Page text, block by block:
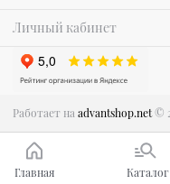
Личный кабинет
Работает на advantshop.net©
Главная Каталог